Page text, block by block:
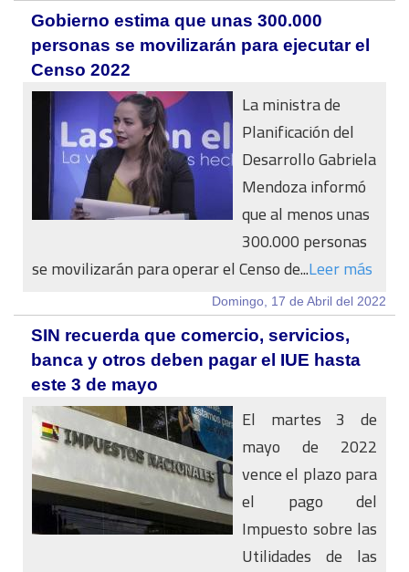
Gobierno estima que unas 300.000
personas se movilizarán para ejecutar el
Censo 2022
La ministra de
Planificación del
Desarrollo Gabriela
Mendoza informó
que al menos unas
300.000 personas
se movilizarán para operar el Censo de...Leer más
Domingo, 17 de Abril del 2022
SIN recuerda que comercio, servicios,
banca y otros deben pagar el IUE hasta
este 3 de mayo
El martes 3 de
mayo de 2022
vence el plazo para
el pago del
Impuesto sobre las
Utilidades de las